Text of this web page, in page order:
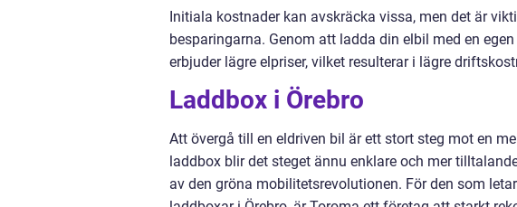
Initiala kostnader kan avskräcka vissa, men det är
besparingarna. Genom att ladda din elbil med en
erbjuder lägre elpriser, vilket resulterar i lägre
Laddbox i Örebro
Att övergå till en eldriven bil är ett stort steg mot en
laddbox blir det steget ännu enklare och mer
av den gröna mobilitetsrevolutionen. För den som